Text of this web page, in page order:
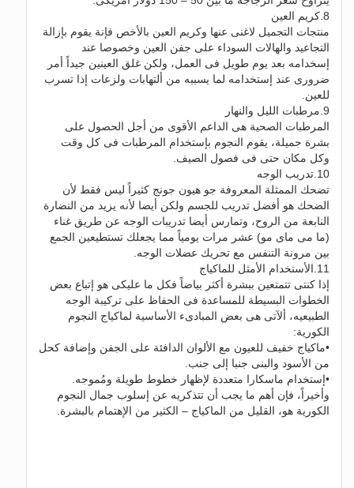
8.كريم العين
منتجات التجميل لاغنى عنها وكريم العين بالأخص فإنة يقوم بإزالة
التجاعيد والهالات السوداء على جفن العين وخصوصا عند
إسخدامه بعد يوم طويل فى العمل، ولكن غلق العينين جيداً أمر
ضرورى عند إستخدامه لما يسببه من ألتهابات ولزعات إذا تسرب
للعين.
9.مرطبات الليل والنهار
المرطبات الصحية هى الداعم الأقوى من أجل الحصول على
بشرة جميلة، يقوم النجوم بإستخدام المرطبات فى كل وقت
وكل مكان حتى فى فصول الصيف.
10.تدريب الوجه
تضحك الممثلة المعروفة جو هيون جونج كثيراً ليس فقط لأن
الضحك هو أفضل تدريب للجسم ولكن أيضا لأنه يزيد من النضارة
النابعة من الروح، وتمارس أيضا تدريبات الوجه عن طريق غناء
(ما مى ماى مو) عشر مرات يومياً مما يجعلك تستطيعين الجمع
بين مرونة التنفس مع تحريك عضلات الوجه.
11.الأستخدام الأمثل للماكياج
إذا كنتى تتمتعين ببشرة أكثر بياضاً فكل ما عليكى هو إتباع بعض
الخطوات البسيطة للمساعدة فى الحفاظ على تركيبة الوجه
الطبيعيه، ألآتى هى بعض المبادىء الأساسية لماكياج النجوم
الكورية:
•ماكياج خفيف للعيون مع الألوان الدافئة على الجفن وإضافة كحل
من الأسود والبنى جنبا إلى جنب.
•إستخدام ماسكارا متعددة لإظهار خطوط طويلة ومُموجه.
وأخيراً، فإن أهم ما يجب أن تتذكريه عن إسلوب جمال النجوم
الكورية هو، القليل من الماكياج – الكثير من الإهتمام بالبشرة.